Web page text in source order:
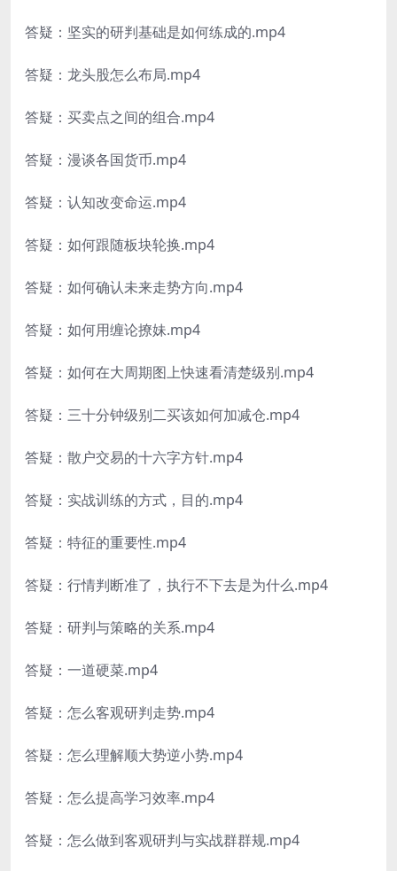
答疑：坚实的研判基础是如何练成的.mp4
答疑：龙头股怎么布局.mp4
答疑：买卖点之间的组合.mp4
答疑：漫谈各国货币.mp4
答疑：认知改变命运.mp4
答疑：如何跟随板块轮换.mp4
答疑：如何确认未来走势方向.mp4
答疑：如何用缠论撩妹.mp4
答疑：如何在大周期图上快速看清楚级别.mp4
答疑：三十分钟级别二买该如何加减仓.mp4
答疑：散户交易的十六字方针.mp4
答疑：实战训练的方式，目的.mp4
答疑：特征的重要性.mp4
答疑：行情判断准了，执行不下去是为什么.mp4
答疑：研判与策略的关系.mp4
答疑：一道硬菜.mp4
答疑：怎么客观研判走势.mp4
答疑：怎么理解顺大势逆小势.mp4
答疑：怎么提高学习效率.mp4
答疑：怎么做到客观研判与实战群群规.mp4